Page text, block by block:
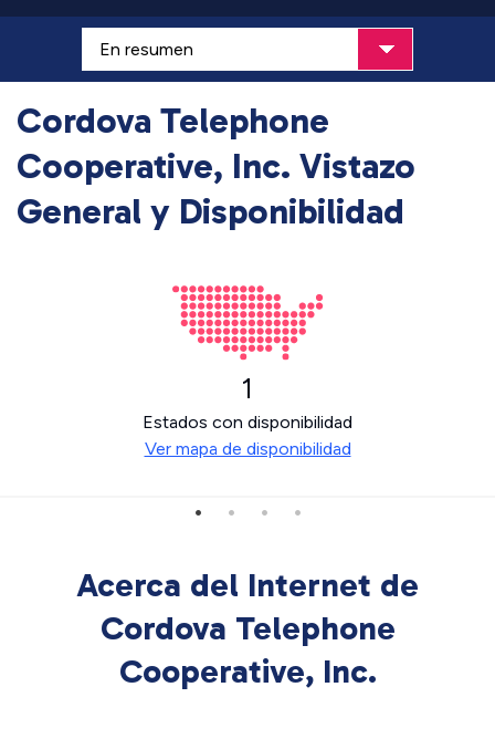
Cordova Telephone
Cooperative, Inc. Vistazo
General y Disponibilidad
1
Estados con disponibilidad
Ver mapa de disponibilidad
Acerca del Internet de
Cordova Telephone
Cooperative, Inc.